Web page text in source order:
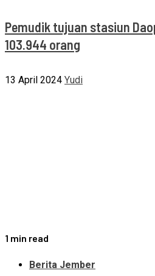
Pemudik tujuan stasiun
103.944 orang
13 April 2024 Yudi
1 min read
Berita Jember